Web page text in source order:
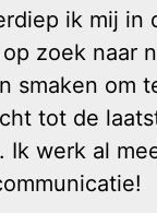
ik mij in
zoek naar
smaken om
tot de
Ik werk al